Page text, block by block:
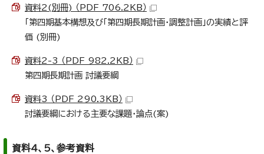
資料2(別冊) （PDF 706.2KB）
「第四期基本構想及び「第四期長期計画・調整計画」の実績と評
価 (別冊)
資料2-3 （PDF 982.2KB）
第四期長期計画 討議要綱
資料3 （PDF 290.3KB）
討議要綱における主要な課題・論点(案)
資料4、5、参考資料